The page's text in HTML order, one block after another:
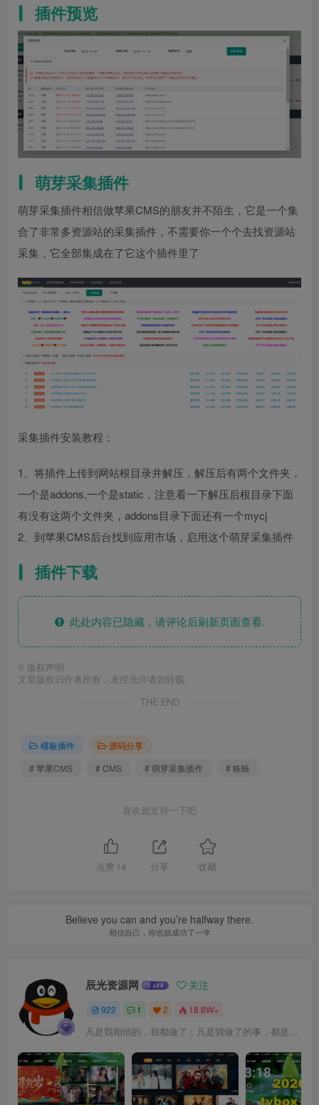
插件预览
萌芽采集插件
萌芽采集插件相信做苹果CMS的朋友并不陌生，它是一个集
合了非常多资源站的采集插件，不需要你一个个去找资源站
采集，它全部集成在了它这个插件里了
采集插件安装教程：
1、将插件上传到网站根目录并解压，解压后有两个文件夹，
一个是addons,一个是static，注意看一下解压后根目录下面
有没有这两个文件夹，addons目录下面还有一个mycj
2、到苹果CMS后台找到应用市场，启用这个萌芽采集插件
插件下载
此处内容已隐藏，请评论后刷新页面查看.
© 版权声明
文章版权归作者所有，未经允许请勿转载。
THE END
模板插件
源码分享
# 苹果CMS
# CMS # 萌芽采集插件 # 蛛蛛
喜欢就支持一下吧
点赞 14 分享 收藏
Believe you can and you’re halfway there.
相信自己，你也就成功了一半
辰光资源网 关注
922 1 2 18.8W+
凡是我相信的，我都做了；凡是我做了的事，都是全身心地投入去做的